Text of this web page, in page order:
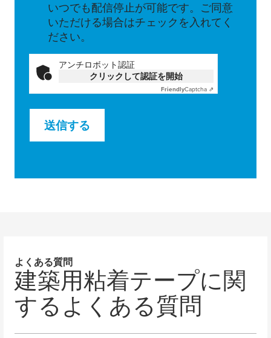
いつでも配信停止が可能です。ご同意
いただける場合はチェックを入れてく
ださい。
アンチロボット認証
クリックして認証を開始
FriendlyCaptcha ⇗
送信する
よくある質問
建築用粘着テープに関
するよくある質問